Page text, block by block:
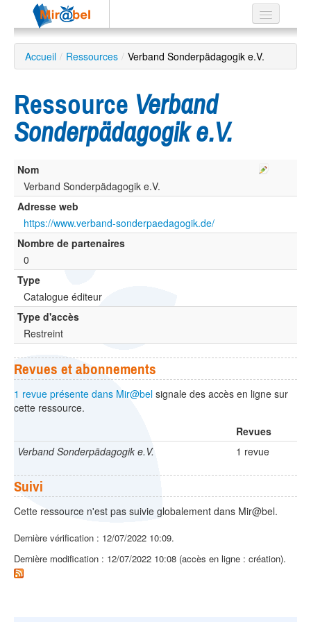
Le réseau
Soutien
Recherche
avancée
EN
ES
?
Accueil / Ressources / Verband Sonderpädagogik e.V.
Ressource Verband
Sonderpädagogik e.V.
Nom
Verband Sonderpädagogik e.V.
Adresse web
https://www.verband-sonderpaedagogik.de/
Nombre de partenaires
0
Type
Catalogue éditeur
Type d'accès
Restreint
Revues et abonnements
1 revue présente dans Mir@bel signale des accès en ligne sur
cette ressource.
Revues
Verband Sonderpädagogik e.V.
1 revue
Suivi
Cette ressource n'est pas suivie globalement dans Mir@bel.
Dernière vérification : 12/07/2022 10:09.
Dernière modification : 12/07/2022 10:08 (accès en ligne : création).